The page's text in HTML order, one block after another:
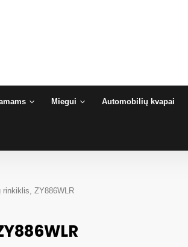
Miegui Automobilių kvapai
rinkiklis, ZY886WLR